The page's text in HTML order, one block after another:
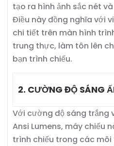
tạo ra hình ảnh sắc nét
Điều này đồng nghĩa với
chi tiết trên màn hình
trung thực, làm tôn lên
bạn trình chiếu.
2. CƯỜNG ĐỘ SÁNG
Với cường độ sáng trắng
Ansi Lumens, máy chiếu
trình chiếu trong các